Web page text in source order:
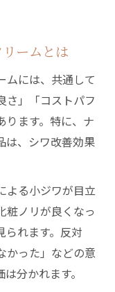
ームとは
ムには、共通して
さ」「コストパフ
ります。特に、ナ
は、シワ改善効果
よる小ジワが目立
粧ノリが良くなっ
られます。反対
かった」などの意
分かれます。